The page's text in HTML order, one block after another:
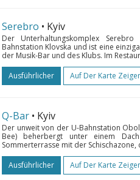
Serebro • Kyiv
Der Unterhaltungskomplex
Bahnstation Klovska und ist eine
der Musik-Bar und des Klubs. Im
Ausführlicher
Auf Der Karte
Q-Bar • Kyiv
Der unweit von der U-Bahnstation
Bee) beherbergt unter einem
Sommerterrasse mit der
Ausführlicher
Auf Der Karte